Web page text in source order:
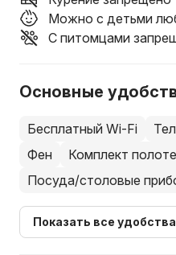
Можно с детьми
С питомцами
Основные
Бесплатный Wi-Fi
Фен
Комплект
Посуда/столовые
Показать все